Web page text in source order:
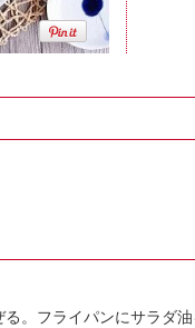
。フライパンにサラダ